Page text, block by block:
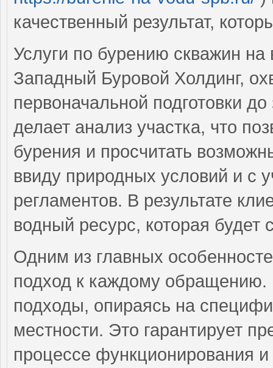
качественный результат,
Услуги по бурению скважин
Западный Буровой Холдинг,
первоначальной подготовки
делает анализ участка, что
бурения и просчитать
ввиду природных условий и с
регламентов. В результате
водный ресурс, которая будет
Одним из главных
подход к каждому обращению.
подходы, опираясь на
местности. Это гарантирует
процессе функционирования